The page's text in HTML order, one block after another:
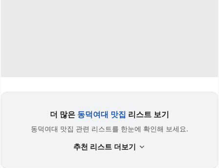
더 많은 동덕여대 맛집 리스트 보기
동덕여대 맛집 관련 리스트를 한눈에 확인해 보세요.
추천 리스트 더보기